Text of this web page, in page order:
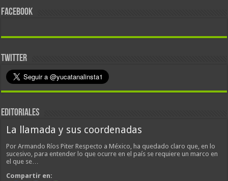
FACEBOOK
TWITTER
EDITORIALES
La llamada y sus coordenadas
Por Armando Ríos Piter Respecto a México, ha quedado claro que, en lo
sucesivo, para entender lo que ocurre en el país se requiere un marco en
el que se…
Compartir en: